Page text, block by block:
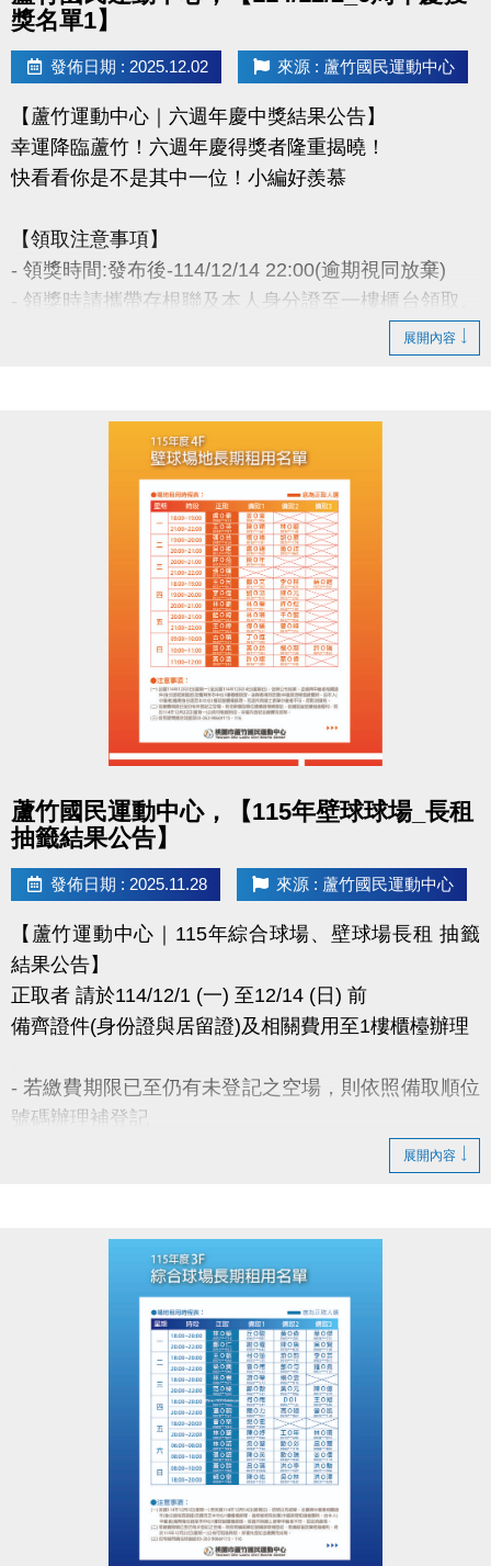
盡事宜則以網站公告為主。
洽詢專線 : (03)263-9066 分機114、115
https://www.lzsports.com.tw/zh_TW/news/pageID/1/
FB : @桃園市蘆竹國民運動中心
IG : @luzhusports
獎名單1】
發佈日期 : 2025.12.02 來源 : 蘆竹國民運動中心
【蘆竹運動中心｜六週年慶中獎結果公告】
幸運降臨蘆竹！六週年慶得獎者隆重揭曉！
快看看你是不是其中一位！小編好羨慕
【領取注意事項】
- 領獎時間:發布後-114/12/14 22:00(逾期視同放棄)
- 領獎時請攜帶存根聯及本人身分證至一樓櫃台領取。
若無法親領，代領者亦需攜帶存根聯、中獎者身分
- 會員卡獎項領取日即為開卡日，會員資格當日起開始
生效，恕無法延後使用。
- 課程抵用金$1500及場地抵用金$500，皆不可分次使
用，進行折抵後，由櫃檯收回。
- 若使用課程折抵金報課，該課程有未開課成功之情
況，不得退費折換現金，但可轉班至有開課成功之課
- 因活動核銷需要，會複印得獎者身分證或相關個人資
料，領獎則視同同意提供本人資料，可請櫃檯註明僅
- 本活動作業說明蘆竹國民運動中心保有解釋、修正、
盡事宜則以網站公告為主。
洽詢專線 : (03)263-9066 分機114、115
https://www.lzsports.com.tw/zh_TW/news/pageID/1/
FB : @桃園市蘆竹國民運動中心
IG : @luzhusports
展開內容
蘆竹國民運動中心，【115年壁球球場_長租
抽籤結果公告】
發佈日期 : 2025.11.28 來源 : 蘆竹國民運動中心
【蘆竹運動中心｜115年綜合球場、壁球場長租 抽籤
結果公告】
正取者 請於114/12/1 (一) 至12/14 (日) 前
備齊證件(身份證與居留證)及相關費用至1樓櫃檯辦理
- 若繳費期限已至仍有未登記之空場，則依照備取順位
號碼辦理補登記
- 若備取皆放棄租借權利，將於114年12月22日(一)公
佈可租借時段，採優先登記並繳費 完成制。
2639066 #115、116。
- 如有未盡事宜，以中心櫃台人員說明為主。
官網 :
https://www.lzsports.com.tw/zh_TW/news/pageID/1/
FB : @桃園市蘆竹國民運動中心
IG : @luzhusports
展開內容